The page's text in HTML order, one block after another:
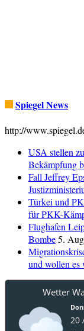
Spiegel News
http://
USA stellen
Bekämpfung
Fall Jeffrey
Türkei und
für PKK-
Flughafen
Bombe5.
und wollen es
Wetter
20